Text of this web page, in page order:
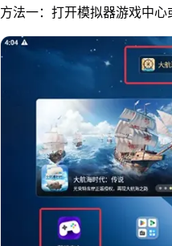
方法一：打开模拟器游戏中心